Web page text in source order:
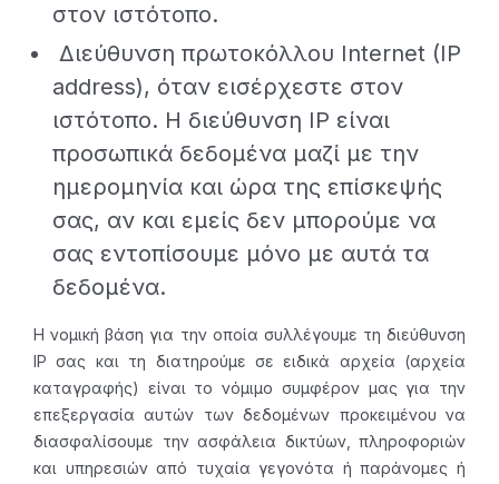
στον ιστότοπο.
Διεύθυνση πρωτοκόλλου Internet (IP
address), όταν εισέρχεστε στον
ιστότοπο. Η διεύθυνση IP είναι
προσωπικά δεδομένα μαζί με την
ημερομηνία και ώρα της επίσκεψής
σας, αν και εμείς δεν μπορούμε να
σας εντοπίσουμε μόνο με αυτά τα
δεδομένα.
Η νομική βάση για την οποία συλλέγουμε τη διεύθυνση
IP σας και τη διατηρούμε σε ειδικά αρχεία (αρχεία
καταγραφής) είναι το νόμιμο συμφέρον μας για την
επεξεργασία αυτών των δεδομένων προκειμένου να
διασφαλίσουμε την ασφάλεια δικτύων, πληροφοριών
και υπηρεσιών από τυχαία γεγονότα ή παράνομες ή